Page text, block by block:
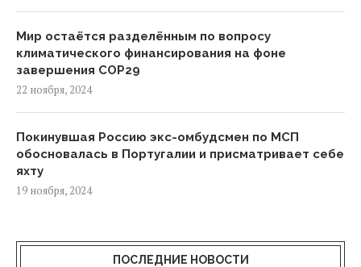
Мир остаётся разделённым по вопросу
климатического финансирования на фоне
завершения COP29
22 ноября, 2024
Покинувшая Россию экс-омбудсмен по МСП
обосновалась в Португалии и присматривает себе
яхту
19 ноября, 2024
ПОСЛЕДНИЕ НОВОСТИ